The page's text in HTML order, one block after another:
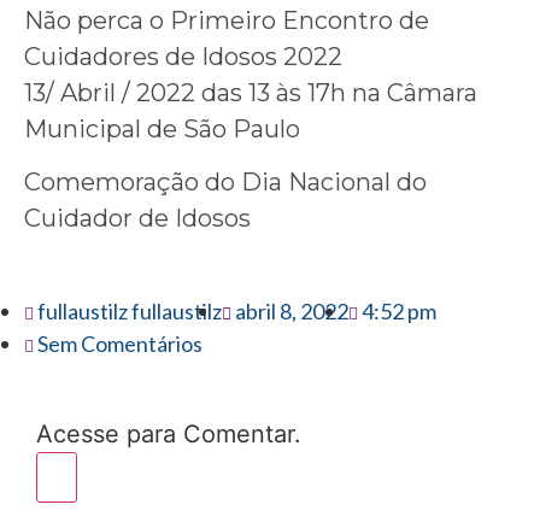
Não perca o Primeiro Encontro de
Cuidadores de Idosos 2022
13/ Abril / 2022 das 13 às 17h na Câmara
Municipal de São Paulo
Comemoração do Dia Nacional do
Cuidador de Idosos
fullaustilz fullaustilz abril 8, 2022 4:52 pm
Sem Comentários
Acesse para Comentar.